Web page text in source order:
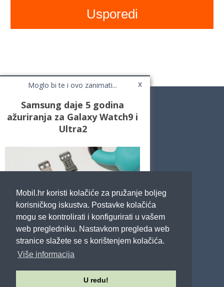
Mobil.hr koristi kolačiće za pružanje boljeg
korisničkog iskustva. Postavke kolačića
mogu se kontrolirati i konfigurirati u vašem
web pregledniku. Nastavkom pregleda web
stranice slažete se s korištenjem kolačića.
Više informacija
U redu!
Moglo bi te i ovo zanimati... x
Samsung daje 5 godina
ažuriranja za Galaxy Watch9 i
Ultra2
Cafe Mobil
Usporedi mobitele
Impressum
Marketing
Pravne odredbe
Izjava o privatnosti
POTRAŽITE NAS
Sva prava pridržana - Mobil.hr - 2026.